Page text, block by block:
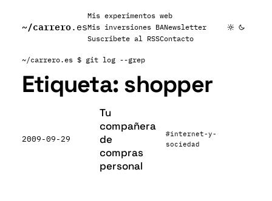
~/carrero.es
Mis experimentos web
Mis inversiones BANewsletter
Suscribete al RSSContacto
~/carrero.es $ git log --grep
Etiqueta: shopper
2009-09-29
Tu
compañera
de
compras
personal
#internet-y-
sociedad